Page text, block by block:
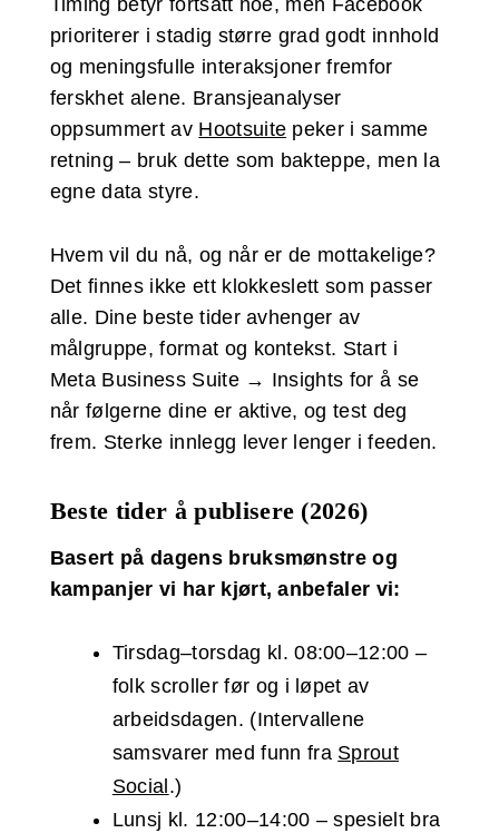
prioriterer i stadig større grad godt innhold
og meningsfulle interaksjoner fremfor
ferskhet alene. Bransjeanalyser
oppsummert av Hootsuite peker i samme
retning – bruk dette som bakteppe, men la
egne data styre.
Hvem vil du nå, og når er de mottakelige?
Det finnes ikke ett klokkeslett som passer
alle. Dine beste tider avhenger av
målgruppe, format og kontekst. Start i
Meta Business Suite → Insights for å se
når følgerne dine er aktive, og test deg
frem. Sterke innlegg lever lenger i feeden.
Beste tider å publisere (2026)
Basert på dagens bruksmønstre og
kampanjer vi har kjørt, anbefaler vi:
Tirsdag–torsdag kl. 08:00–12:00 –
folk scroller før og i løpet av
arbeidsdagen. (Intervallene
samsvarer med funn fra Sprout
Social .)
Lunsj kl. 12:00–14:00 – spesielt bra